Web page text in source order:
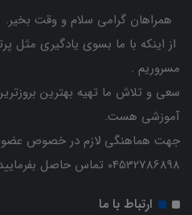
همراهان گرامی سلام و وقت بخیر.
از اینکه با ما بسوی یادگیری مثل
مسروریم .
سعی و تلاش ما تهیه بهترین
آموزشی هست.
جهت هماهنگی لازم در خصوص
04532786898 تماس حاصل بفرمایید.
ارتباط با ما